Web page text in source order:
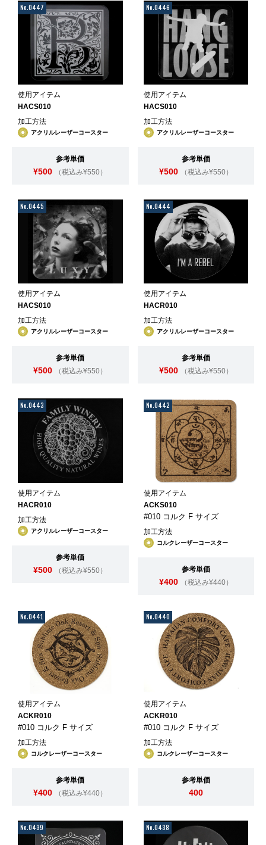
No.0447
使用アイテム
HACS010
加工方法
アクリルレーザーコースター
参考単価
¥500 （税込み¥550）
No.0446
使用アイテム
HACS010
加工方法
アクリルレーザーコースター
参考単価
¥500 （税込み¥550）
No.0445
使用アイテム
HACS010
加工方法
アクリルレーザーコースター
参考単価
¥500 （税込み¥550）
No.0444
使用アイテム
HACR010
加工方法
アクリルレーザーコースター
参考単価
¥500 （税込み¥550）
No.0443
使用アイテム
HACR010
加工方法
アクリルレーザーコースター
参考単価
¥500 （税込み¥550）
No.0442
使用アイテム
ACKS010
#010 コルク F サイズ
加工方法
コルクレーザーコースター
参考単価
¥400 （税込み¥440）
No.0441
使用アイテム
ACKR010
#010 コルク F サイズ
加工方法
コルクレーザーコースター
参考単価
¥400 （税込み¥440）
No.0440
使用アイテム
ACKR010
#010 コルク F サイズ
加工方法
コルクレーザーコースター
参考単価
400
No.0439 No.0438